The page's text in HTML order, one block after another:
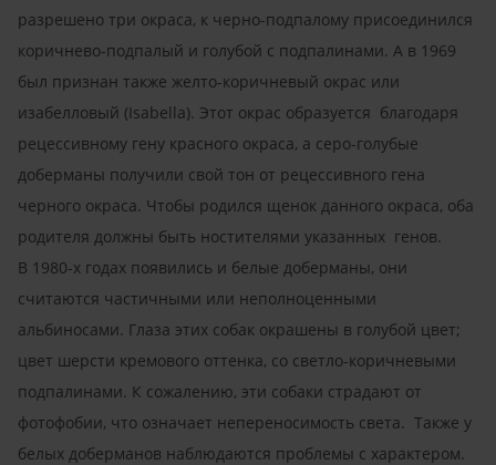
разрешено три окраса, к черно-подпалому присоединился
коричнево-подпалый и голубой с подпалинами. А в 1969
был признан также желто-коричневый окрас или
изабелловый (Isabella). Этот окрас образуется благодаря
рецессивному гену красного окраса, а серо-голубые
доберманы получили свой тон от рецессивного гена
черного окраса. Чтобы родился щенок данного окраса, оба
родителя должны быть ностителями указанных генов.
В 1980-х годах появились и белые доберманы, они
считаются частичными или неполноценными
альбиносами. Глаза этих собак окрашены в голубой цвет;
цвет шерсти кремового оттенка, со светло-коричневыми
подпалинами. К сожалению, эти собаки страдают от
фотофобии, что означает непереносимость света. Также у
белых доберманов наблюдаются проблемы с характером.